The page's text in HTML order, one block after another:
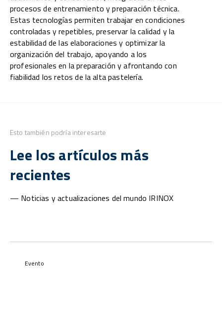
procesos de entrenamiento y preparación técnica.
Estas tecnologías permiten trabajar en condiciones
controladas y repetibles, preservar la calidad y la
estabilidad de las elaboraciones y optimizar la
organización del trabajo, apoyando a los
profesionales en la preparación y afrontando con
fiabilidad los retos de la alta pastelería.
Esto también podría interesarte
Lee los artículos más
recientes
— Noticias y actualizaciones del mundo IRINOX
Evento